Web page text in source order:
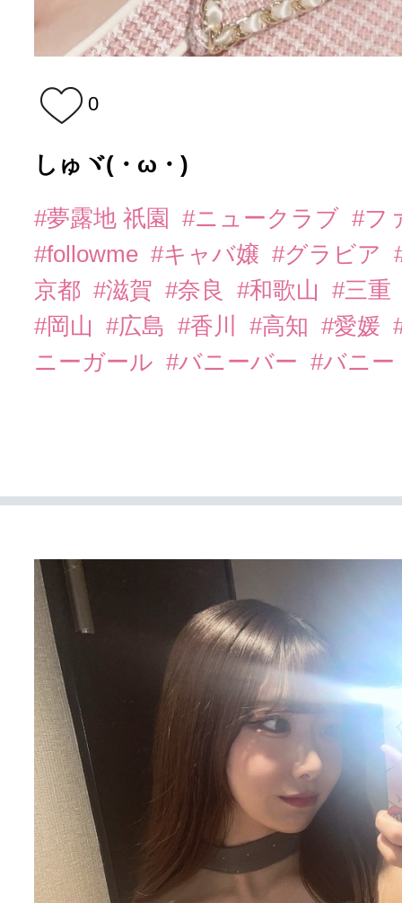
0
しゅヾ(・ω・)ゞ
#夢露地 祇園 #ニュークラブ #フ
#followme #キャバ嬢 #グラビア
京都 #滋賀 #奈良 #和歌山
#三重
#岡山
#広島 #香川 #高知 #愛媛
ニーガール #バニーバー #バニー